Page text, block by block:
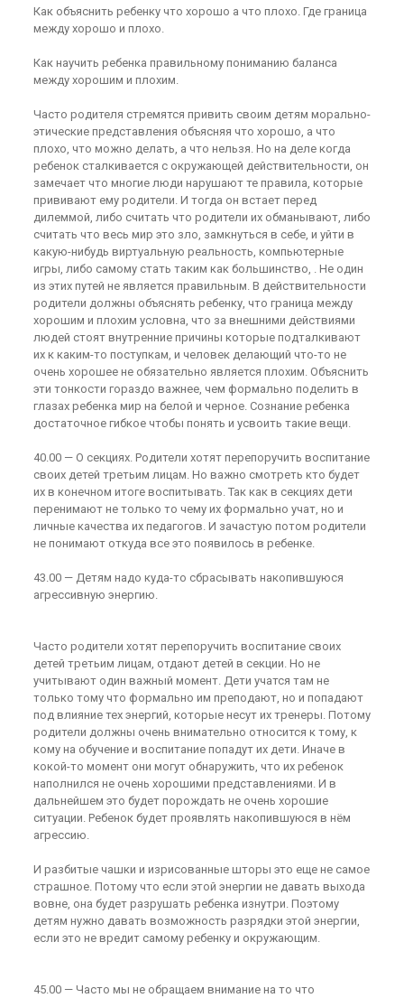
Как объяснить ребенку что хорошо а что плохо. Где граница
между хорошо и плохо.
Как научить ребенка правильному пониманию баланса
между хорошим и плохим.
Часто родителя стремятся привить своим детям морально-
этические представления объясняя что хорошо, а что
плохо, что можно делать, а что нельзя. Но на деле когда
ребенок сталкивается с окружающей действительности, он
замечает что многие люди нарушают те правила, которые
прививают ему родители. И тогда он встает перед
дилеммой, либо считать что родители их обманывают, либо
считать что весь мир это зло, замкнуться в себе, и уйти в
какую-нибудь виртуальную реальность, компьютерные
игры, либо самому стать таким как большинство, . Не один
из этих путей не является правильным. В действительности
родители должны объяснять ребенку, что граница между
хорошим и плохим условна, что за внешними действиями
людей стоят внутренние причины которые подталкивают
их к каким-то поступкам, и человек делающий что-то не
очень хорошее не обязательно является плохим. Объяснить
эти тонкости гораздо важнее, чем формально поделить в
глазах ребенка мир на белой и черное. Сознание ребенка
достаточное гибкое чтобы понять и усвоить такие вещи.
40.00 — О секциях. Родители хотят перепоручить воспитание
своих детей третьим лицам. Но важно смотреть кто будет
их в конечном итоге воспитывать. Так как в секциях дети
перенимают не только то чему их формально учат, но и
личные качества их педагогов. И зачастую потом родители
не понимают откуда все это появилось в ребенке.
43.00 — Детям надо куда-то сбрасывать накопившуюся
агрессивную энергию.
Часто родители хотят перепоручить воспитание своих
детей третьим лицам, отдают детей в секции. Но не
учитывают один важный момент. Дети учатся там не
только тому что формально им преподают, но и попадают
под влияние тех энергий, которые несут их тренеры. Потому
родители должны очень внимательно относится к тому, к
кому на обучение и воспитание попадут их дети. Иначе в
кокой-то момент они могут обнаружить, что их ребенок
наполнился не очень хорошими представлениями. И в
дальнейшем это будет порождать не очень хорошие
ситуации. Ребенок будет проявлять накопившуюся в нём
агрессию.
И разбитые чашки и изрисованные шторы это еще не самое
страшное. Потому что если этой энергии не давать выхода
вовне, она будет разрушать ребенка изнутри. Поэтому
детям нужно давать возможность разрядки этой энергии,
если это не вредит самому ребенку и окружающим.
45.00 — Часто мы не обращаем внимание на то что